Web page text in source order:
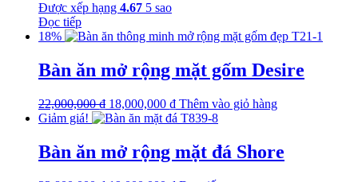
Được xếp hạng 4.67 5 sao
Đọc tiếp
18%
Bàn ăn mở rộng mặt gốm Desire
22,000,000₫ 18,000,000 ₫ Thêm vào giỏ hàng
Giảm giá!
Bàn ăn mở rộng mặt đá Shore